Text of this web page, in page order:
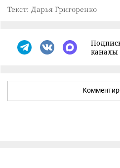
Текст: Дарья Григоренко
каналы